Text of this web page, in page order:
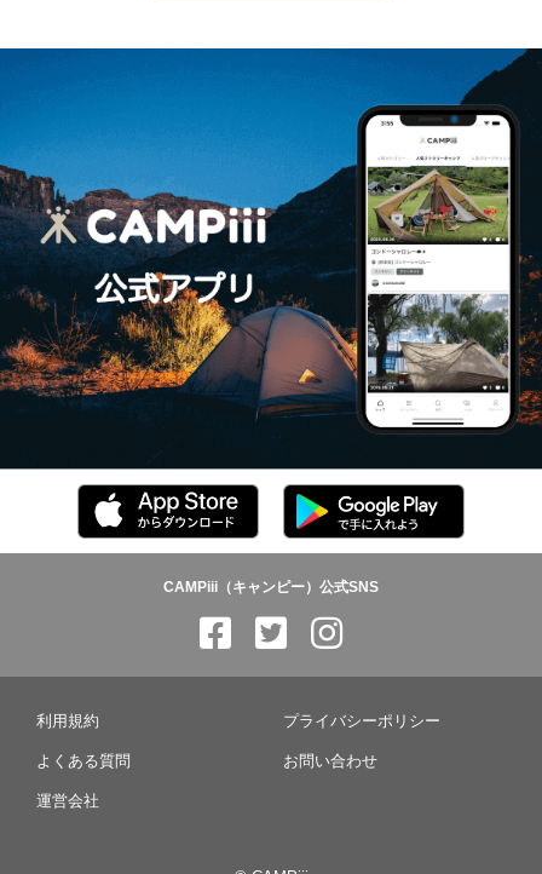
CAMPiii（キャンピー）公式SNS
利用規約 プライバシーポリシー
よくある質問 お問い合わせ
運営会社